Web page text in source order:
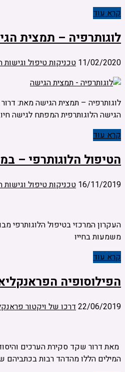
קרא עוד
לוגותרפיה – תמצית
11/02/2020 טכניקות טיפול
לוגותרפיה – תמצית הגישה מאת:
הגישה הלוגותרפית המפתח לגישה
קרא עוד
הטיפול הלוגותרפי –
16/11/2019 טכניקות טיפול
העקרון המרכזי בטיפול הלוגותרפי
משמעות בחייו
קרא עוד
הפילוסופיה
22/06/2019 דרכו של ויקטור
מאת דרור שקד סקירת הערכים
המילים הללו מהדהד רבות